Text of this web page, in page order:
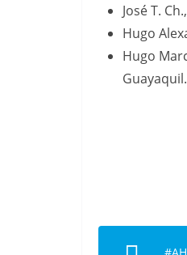
José T.
Hugo
Hugo
Guayaquil.